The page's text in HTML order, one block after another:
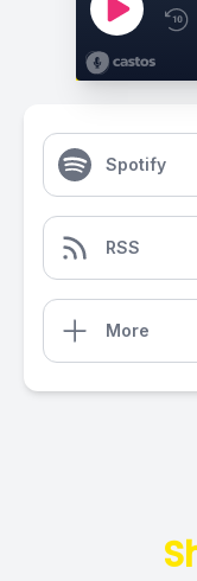
Spotify
RSS
More